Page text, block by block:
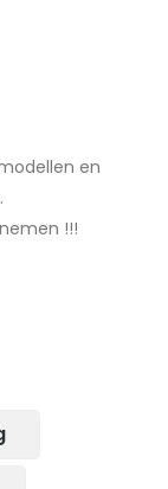
en
!!!